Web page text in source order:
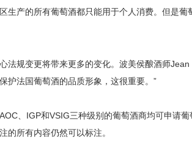
生产的所有葡萄酒都只能用于个人消费。但是葡
规变更将带来更多的变化。波美侯酿酒师Jean
护法国葡萄酒的品质形象，这很重要。”
、IGP和VSIG三种级别的葡萄酒商均可申请葡
的所有内容仍然可以标注。